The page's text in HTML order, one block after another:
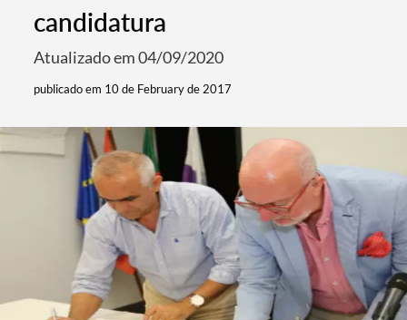
candidatura
Atualizado em 04/09/2020
publicado em 10 de February de 2017